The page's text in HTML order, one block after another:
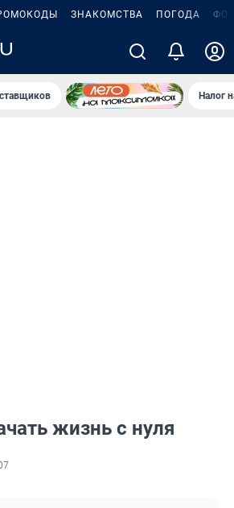
ЗНАКОМСТВА ПОГОДА
Налог
жизнь с нуля